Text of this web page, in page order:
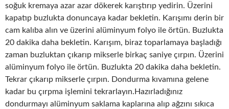
soğuk kremaya azar azar dökerek karıştırıp yedirin. Üzerini
kapatıp buzlukta donuncaya kadar bekletin. Karışımı derin bir
cam kalıba alın ve üzerini alüminyum folyo ile örtün. Buzlukta
20 dakika daha bekletin. Karışım, biraz toparlamaya başladığı
zaman buzluktan çıkarıp mikserle birkaç saniye çırpın. Üzerini
alüminyum folyo ile örtün. Buzlukta 20 dakika daha bekletin.
Tekrar çıkarıp mikserle çırpın. Dondurma kıvamına gelene
kadar bu çırpma işlemini tekrarlayın.Hazırladığınız
dondurmayı alüminyum saklama kaplarına alıp ağzını sıkıca